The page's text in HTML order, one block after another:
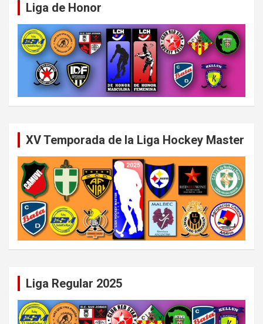
Liga de Honor
XV Temporada de la Liga Hockey Master
Liga Regular 2025